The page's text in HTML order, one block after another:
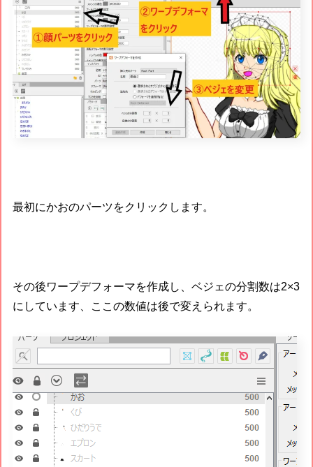
最初にかおのパーツをクリックします。
その後ワープデフォーマを作成し、ベジェの分割数は2×3
にしています、ここの数値は後で変えられます。